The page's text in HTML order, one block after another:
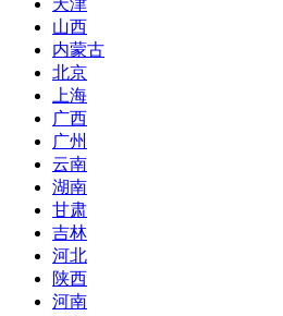
天津
山西
内蒙古
北京
上海
广西
广州
云南
湖南
甘肃
吉林
河北
陕西
河南